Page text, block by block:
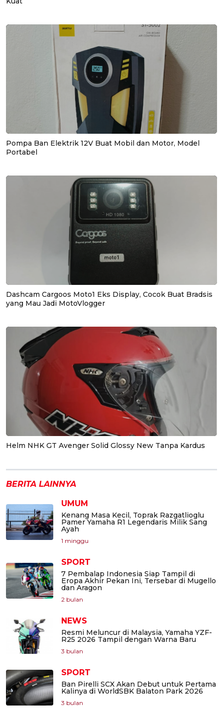
Pompa Ban Elektrik 12V Buat Mobil dan Motor, Model
Portabel
Dashcam Cargoos Moto1 Eks Display, Cocok Buat Bradsis
yang Mau Jadi MotoVlogger
Helm NHK GT Avenger Solid Glossy New Tanpa Kardus
BERITA LAINNYA
UMUM
Kenang Masa Kecil, Toprak Razgatlioglu
Pamer Yamaha R1 Legendaris Milik Sang
Ayah
1 minggu
SPORT
7 Pembalap Indonesia Siap Tampil di
Eropa Akhir Pekan Ini, Tersebar di Mugello
dan Aragon
2 bulan
NEWS
Resmi Meluncur di Malaysia, Yamaha YZF-
R25 2026 Tampil dengan Warna Baru
3 bulan
SPORT
Ban Pirelli SCX Akan Debut untuk Pertama
Kalinya di WorldSBK Balaton Park 2026
3 bulan